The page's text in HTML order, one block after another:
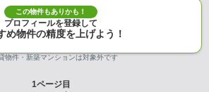
この物件もありかも！
プロフィールを登録して
め物件の精度を上げよう！
物件・新築マンションは対象外です
1ページ目